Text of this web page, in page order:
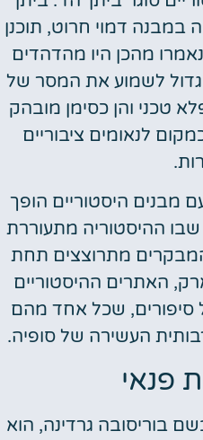
במבנה דמוי חרוט, תוכנן
מהכן היו מהדהדים
לשמוע את המסר של
טכני והן כסימן מובהק
לנאומים ציבוריים
מבנים היסטוריים הופך
ההיסטוריה מתעוררת
מתרוצצים תחת
האתרים ההיסטוריים
סיפורים, שכל אחד מהם
העשירה של סופיה.
פנאי
בוריסובה גרדינה, הוא